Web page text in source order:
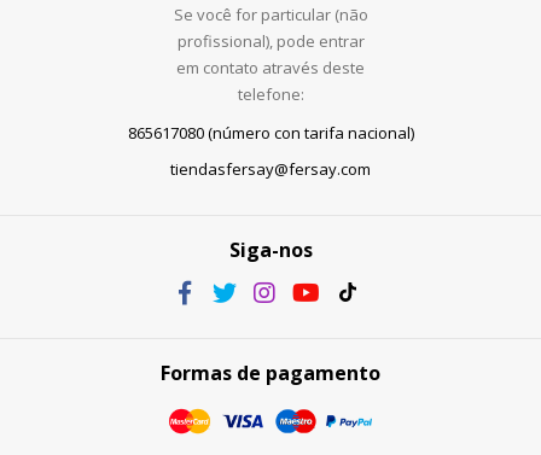
Se você for particular (não
profissional), pode entrar
em contato através deste
telefone:
865617080 (número con tarifa nacional)
tiendasfersay@fersay.com
Siga-nos
Formas de pagamento